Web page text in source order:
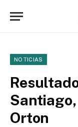
NOTICIAS
Orton